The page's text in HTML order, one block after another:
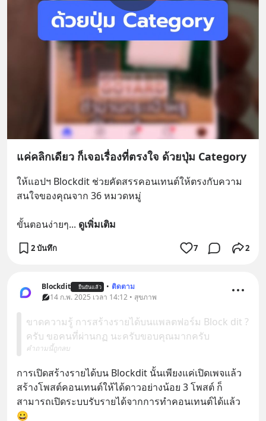
แค่คลิกเดียว ก็เจอเรื่องที่ตรงใจ ด้วยปุ่ม Category
ให้แอปฯ Blockdit ช่วยคัดสรรคอนเทนต์ให้ตรงกับความ
สนใจของคุณจาก 36 หมวดหมู่
ขั้นตอนง่ายๆ... ดูเพิ่มเติม
2 บันทึก 7 2
Blockdit ยืนยันแล้ว • ติดตาม
14 ก.พ. 2025 เวลา 14:12 • สุขภาพ
ขาดความรู้ การสร้างรายได้บนแพลตฟอร์ม Block dit ?
ครับ ขอคนที่ผ่านกฏ นะครับขอบคุณมากครับ
คำถามนี้ถูกลบ
การเปิดสร้างรายได้บน Blockdit นั้นเพียงแค่เปิดเพจแล้ว
สร้างโพสต์คอนเทนต์ให้ได้ดาวอย่างน้อย 3 โพสต์ ก็
สามารถเปิดระบบรับรายได้จากการทำคอนเทนต์ได้แล้ว
😀